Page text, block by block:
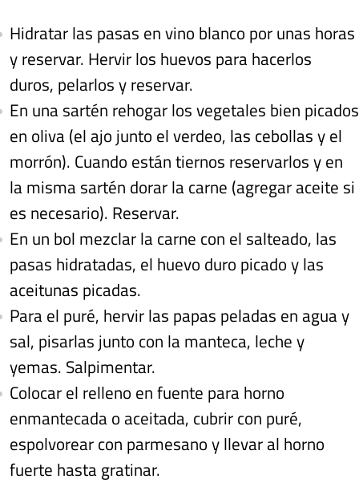
Hidratar las pasas en vino blanco por unas horas
y reservar. Hervir los huevos para hacerlos
duros, pelarlos y reservar.
En una sartén rehogar los vegetales bien picados
en oliva (el ajo junto el verdeo, las cebollas y el
morrón). Cuando están tiernos reservarlos y en
la misma sartén dorar la carne (agregar aceite si
es necesario). Reservar.
En un bol mezclar la carne con el salteado, las
pasas hidratadas, el huevo duro picado y las
aceitunas picadas.
Para el puré, hervir las papas peladas en agua y
sal, pisarlas junto con la manteca, leche y
yemas. Salpimentar.
Colocar el relleno en fuente para horno
enmantecada o aceitada, cubrir con puré,
espolvorear con parmesano y llevar al horno
fuerte hasta gratinar.